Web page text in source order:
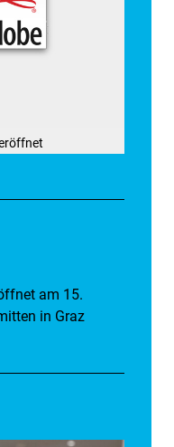
am 15.
in Graz